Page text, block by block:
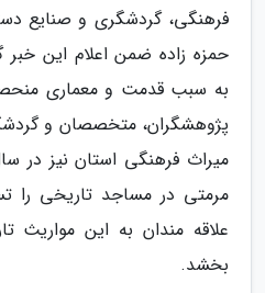
فرهنگی، گردشگری و صنایع
حمزه زاده ضمن اعلام این
به سبب قدمت و معماری
پژوهشگران، متخصصان و
میراث فرهنگی استان نیز در
مرمتی در مساجد تاریخی را
علاقه مندان به این مواریث
بخشد.